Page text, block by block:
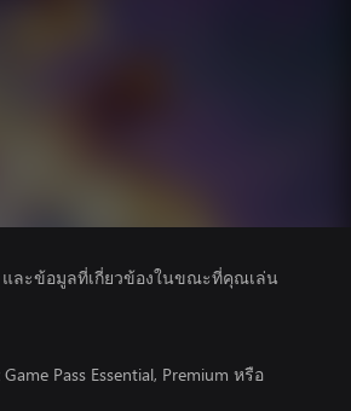
และข้อมูลที่เกี่ยวข้องในขณะที่คุณเล่น
Pass Essential, Premium หรือ